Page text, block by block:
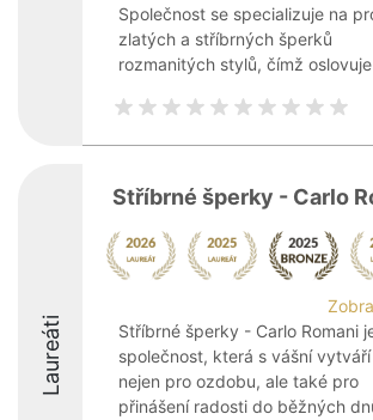
Společnost se specializuje na
zlatých a stříbrných šperků
rozmanitých stylů, čímž
Laureáti
Stříbrné šperky - Carlo
Stříbrné šperky - Carlo Romani
společnost, která s vášní
nejen pro ozdobu, ale také pro
přinášení radosti do běžných